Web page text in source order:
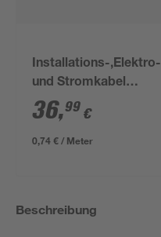
Installations-,Elektro-
und Stromkabel
NYM-J 3x1,5mm² 50
m
36,99 €
0,74 € / Meter
Beschreibung